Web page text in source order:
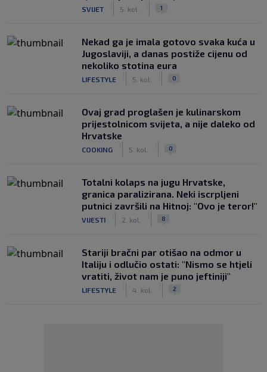
SVIJET 5. kol. 1
Nekad ga je imala gotovo svaka kuća u
Jugoslaviji, a danas postiže cijenu od
nekoliko stotina eura
LIFESTYLE 5. kol. 0
Ovaj grad proglašen je kulinarskom
prijestolnicom svijeta, a nije daleko od
Hrvatske
COOKING 5. kol. 0
Totalni kolaps na jugu Hrvatske,
granica paralizirana. Neki iscrpljeni
putnici završili na Hitnoj: "Ovo je teror!"
VIJESTI 2. kol. 8
Stariji bračni par otišao na odmor u
Italiju i odlučio ostati: "Nismo se htjeli
vratiti, život nam je puno jeftiniji"
LIFESTYLE 4. kol. 2